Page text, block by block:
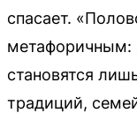
спасает.
метафоричным:
становятся
традиций,